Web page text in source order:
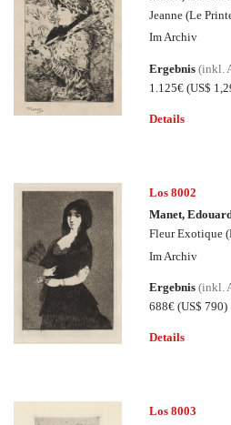
Jeanne (Le
Im Archiv
Ergebnis(inkl.
1.125€(US$
Details
Los 8002
Manet,
Fleur Exotique
Im Archiv
Ergebnis(inkl.
688€(US$ 790)
Details
Los 8003